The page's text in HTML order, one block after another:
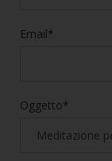
Email*
Oggetto*